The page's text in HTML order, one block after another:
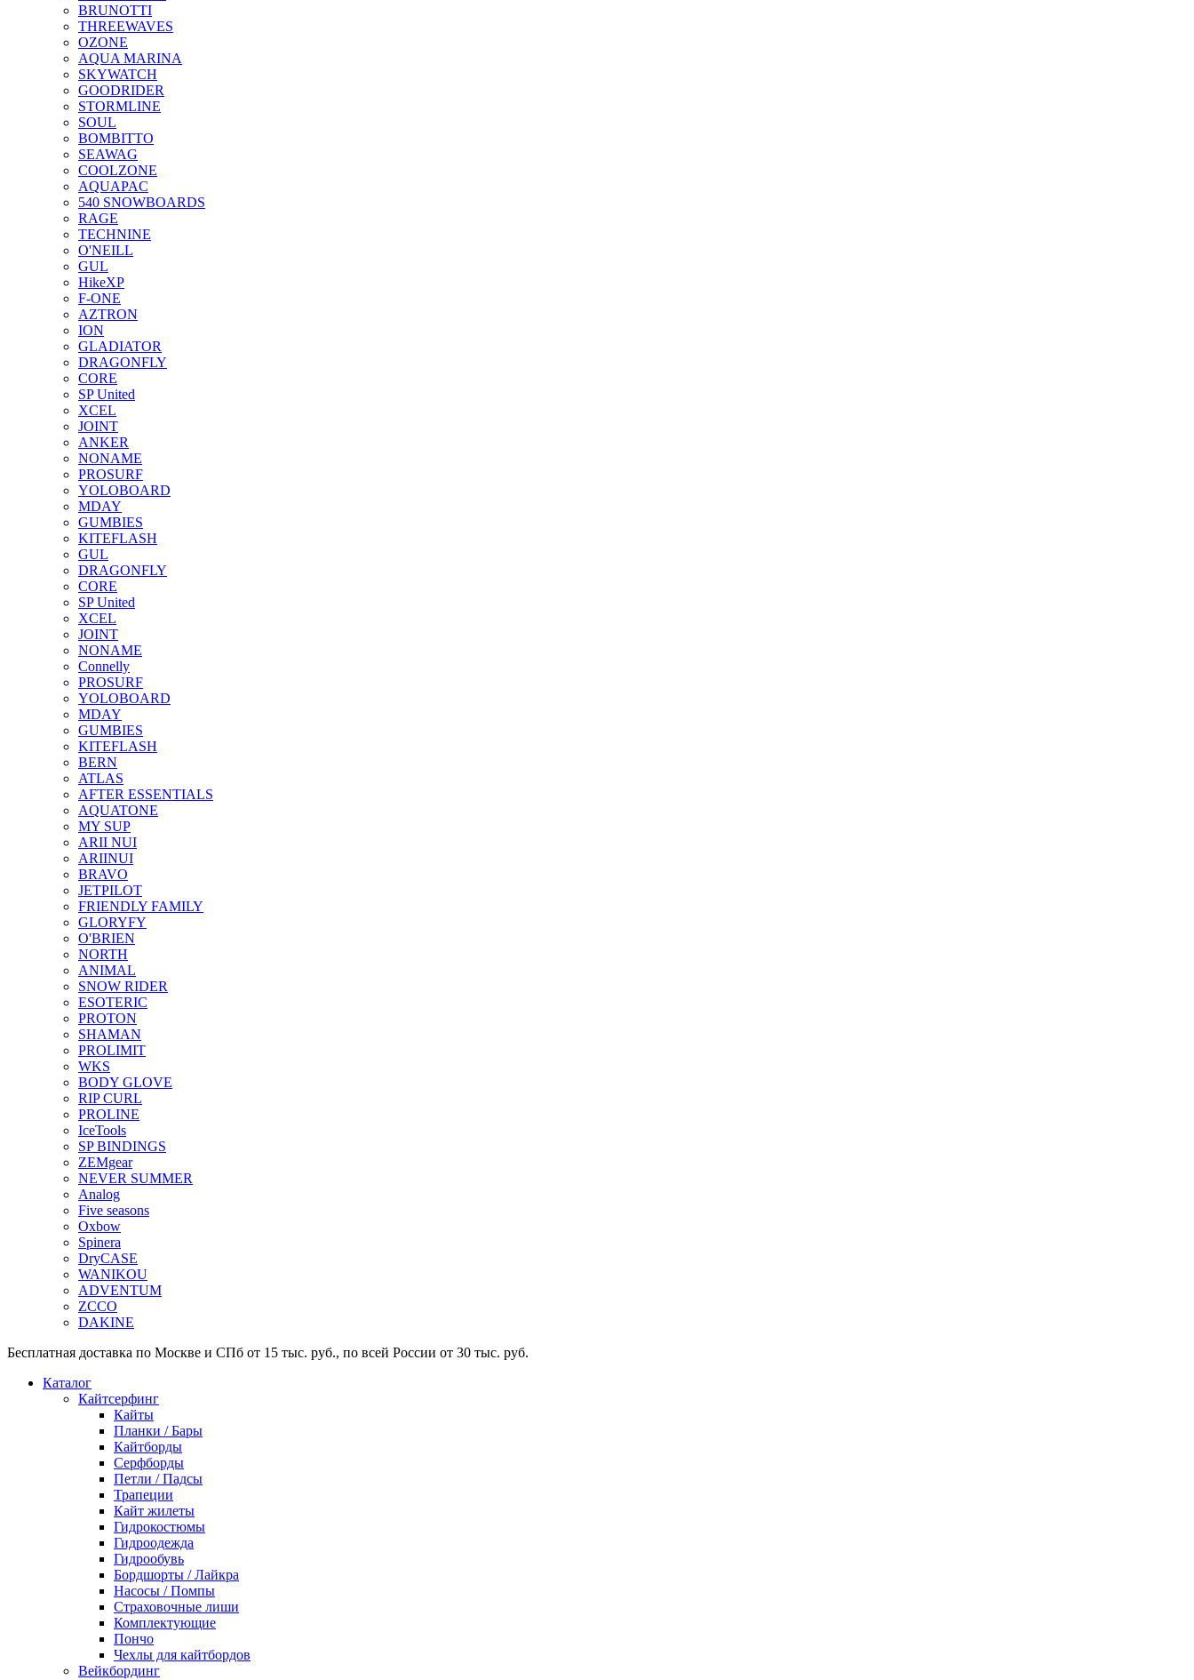
BRUNOTTI
THREEWAVES
OZONE
AQUA MARINA
SKYWATCH
GOODRIDER
STORMLINE
SOUL
BOMBITTO
SEAWAG
COOLZONE
AQUAPAC
540 SNOWBOARDS
RAGE
TECHNINE
O'NEILL
GUL
HikeXP
F-ONE
AZTRON
ION
GLADIATOR
DRAGONFLY
CORE
SP United
XCEL
JOINT
ANKER
NONAME
PROSURF
YOLOBOARD
MDAY
GUMBIES
KITEFLASH
GUL
DRAGONFLY
CORE
SP United
XCEL
JOINT
NONAME
Connelly
PROSURF
YOLOBOARD
MDAY
GUMBIES
KITEFLASH
BERN
ATLAS
AFTER ESSENTIALS
AQUATONE
MY SUP
ARII NUI
ARIINUI
BRAVO
JETPILOT
FRIENDLY FAMILY
GLORYFY
O'BRIEN
NORTH
ANIMAL
SNOW RIDER
ESOTERIC
PROTON
SHAMAN
PROLIMIT
WKS
BODY GLOVE
RIP CURL
PROLINE
IceTools
SP BINDINGS
ZEMgear
NEVER SUMMER
Analog
Five seasons
Oxbow
Spinera
DryCASE
WANIKOU
ADVENTUM
ZCCO
DAKINE
Бесплатная доставка по Москве и СПб от 15 тыс. руб., по всей России от 30 тыс. руб.
Каталог
Кайтсерфинг
Кайты
Планки / Бары
Кайтборды
Серфборды
Петли / Падсы
Трапеции
Кайт жилеты
Гидрокостюмы
Гидроодежда
Гидрообувь
Бордшорты / Лайкра
Насосы / Помпы
Страховочные лиши
Комплектующие
Пончо
Чехлы для кайтбордов
Вейкбординг